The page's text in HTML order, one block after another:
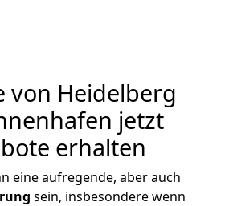
von Heidelberg
jetzt
erhalten
eine aufregende, aber auch
sein, insbesondere wenn